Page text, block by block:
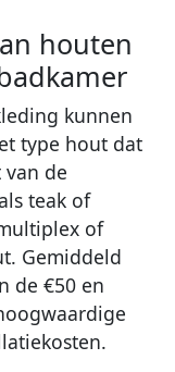
houten
kunnen
type hout dat
de
teak of
of
Gemiddeld
de €50 en